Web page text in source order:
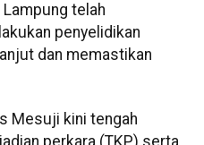
telah
penyelidikan
dan memastikan
Mesuji kini tengah